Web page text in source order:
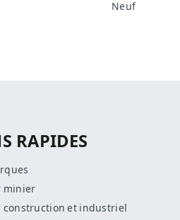
Neuf
RAPIDES
minier
construction et industriel